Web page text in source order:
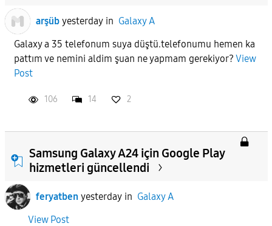
arşüb yesterdayin Galaxy A
Galaxy a 35 telefonum suya düştü.telefonumu hemen ka
pattım ve nemini aldim şuan ne yapmam gerekiyor? View
Post
106 14 2
Samsung Galaxy A24 için Google Play
hizmetleri güncellendi
feryatben yesterdayin Galaxy A
View Post